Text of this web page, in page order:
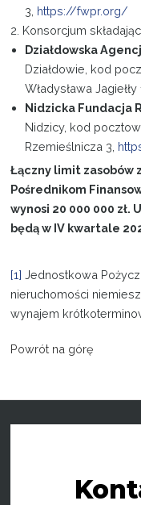
3, https://fwpr.org/
2. Konsorcjum
Działdowska
Działdowie, kod
Władysława Jagiełły
Nidzicka Fundacja
Nidzicy, kod
Rzemieślnicza 3,
Łączny limit zasobów
Pośrednikom
wynosi 20 000 000
będą w IV kwartale
[1] Jednostkowa
nieruchomości
wynajem
Powrót na górę